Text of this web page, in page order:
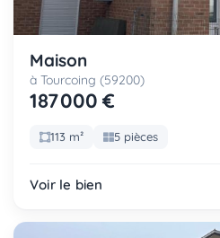
Maison
à Tourcoing (59200)
187 000 €
113 m² 5 pièces
Voir le bien